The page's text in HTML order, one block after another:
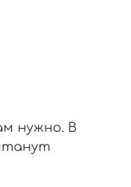
нужно. В